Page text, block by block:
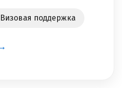
Визовая поддержка